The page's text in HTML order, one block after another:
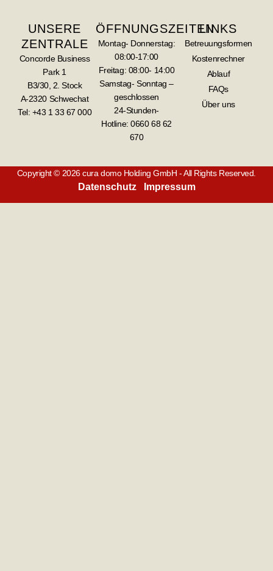
UNSERE
ZENTRALE
Concorde Business
Park 1
B3/30, 2. Stock
A-2320 Schwechat
Tel: +43 1 33 67 000
ÖFFNUNGSZEITEN
Montag- Donnerstag:
08:00-17:00
Freitag: 08:00- 14:00
Samstag- Sonntag –
geschlossen
24-Stunden-
Hotline: 0660 68 62
670
LINKS
Betreuungsformen
Kostenrechner
Ablauf
FAQs
Über uns
Copyright © 2026 cura domo Holding GmbH - All Rights Reserved.
Datenschutz Impressum